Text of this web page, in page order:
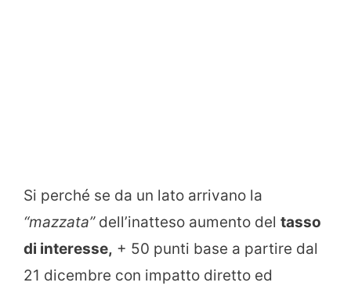
Si perché se da un lato arrivano la
“mazzata”dell’inatteso aumento del tasso
di interesse, + 50 punti base a partire dal
21 dicembre con impatto diretto ed